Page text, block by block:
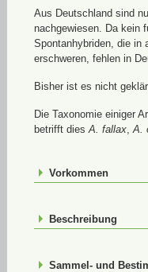
Aus Deutschland sind
nachgewiesen. Da kein
Spontanhybriden, die in
erschweren, fehlen in
Bisher ist es nicht
Die Taxonomie einiger
betrifft diesA. fallax,A.
Vorkommen
Beschreibung
Sammel- und